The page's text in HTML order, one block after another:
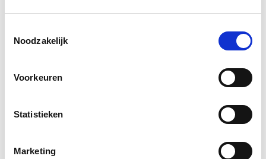
Noodzakelijk
Voorkeuren
Statistieken
Marketing
LOWAN studiedagen 2024
Samenwerken vanuit een
Esther van Zoest en Jenny Olsthoorn waren